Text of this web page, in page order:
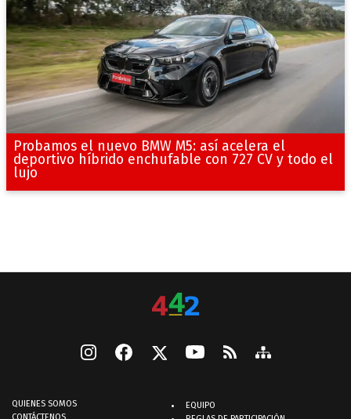
Probamos el nuevo BMW M5: así acelera el
deportivo híbrido enchufable con 727 CV y todo el
lujo
QUIENES SOMOS
EQUIPO